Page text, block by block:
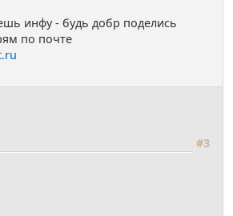
инфу - будь добр поделись
по почте
#3